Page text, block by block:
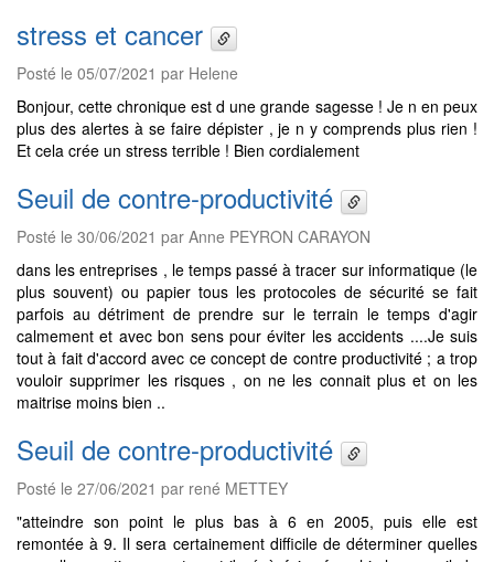
stress et cancer
Posté le 05/07/2021 par Helene
Bonjour, cette chronique est d une grande sagesse ! Je n en peux
plus des alertes à se faire dépister , je n y comprends plus rien !
Et cela crée un stress terrible ! Bien cordialement
Seuil de contre-productivité
Posté le 30/06/2021 par Anne PEYRON CARAYON
dans les entreprises , le temps passé à tracer sur informatique (le
plus souvent) ou papier tous les protocoles de sécurité se fait
parfois au détriment de prendre sur le terrain le temps d'agir
calmement et avec bon sens pour éviter les accidents ....Je suis
tout à fait d'accord avec ce concept de contre productivité ; a trop
vouloir supprimer les risques , on ne les connait plus et on les
maitrise moins bien ..
Seuil de contre-productivité
Posté le 27/06/2021 par rené METTEY
"atteindre son point le plus bas à 6 en 2005, puis elle est
remontée à 9. Il sera certainement difficile de déterminer quelles